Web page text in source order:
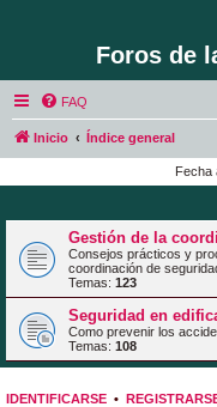
Foros de
FAQ
Inicio Índice general
Fecha
Gestión de la
Consejos prácticos y
coordinación de
Temas: 123
Seguridad en
Como prevenir los
Temas: 108
IDENTIFICARSE •